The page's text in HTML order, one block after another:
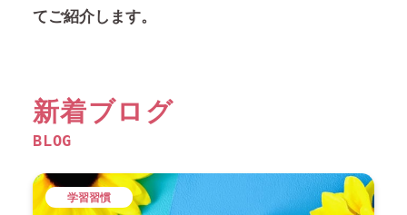
てご紹介します。
新着ブログ
BLOG
学習習慣